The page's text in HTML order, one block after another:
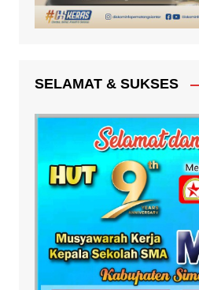
SELAMAT & SUKSES